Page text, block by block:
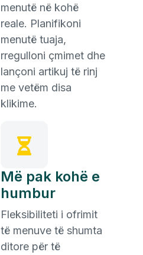
menutë në kohë
reale. Planifikoni
menutë tuaja,
rregulloni çmimet dhe
lançoni artikuj të rinj
me vetëm disa
klikime.
Më pak kohë e
humbur
Fleksibiliteti i ofrimit
të menuve të shumta
ditore për të